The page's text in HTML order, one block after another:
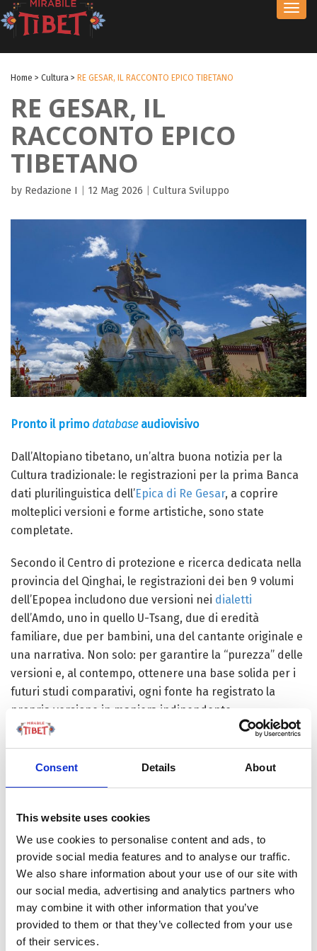
Consent Details About
This website uses cookies
We use cookies to personalise content and ads, to
provide social media features and to analyse our traffic.
We also share information about your use of our site with
our social media, advertising and analytics partners who
may combine it with other information that you’ve
provided to them or that they’ve collected from your use
of their services.
Home > Cultura > RE GESAR, IL RACCONTO EPICO TIBETANO
RE GESAR, IL
RACCONTO EPICO
TIBETANO
by Redazione I 12 Mag 2026 Cultura Sviluppo
Pronto il primo databaseaudiovisivo
Dall’Altopiano tibetano, un’altra buona notizia per la
Cultura tradizionale: le registrazioni per la prima Banca
dati plurilinguistica dell’Epica di Re Gesar, a coprire
molteplici versioni e forme artistiche, sono state
completate.
Secondo il Centro di protezione e ricerca dedicata nella
provincia del Qinghai, le registrazioni dei ben 9 volumi
dell’Epopea includono due versioni nei dialetti
dell’Amdo, uno in quello U-Tsang, due di eredità
familiare, due per bambini, una del cantante originale e
una narrativa. Non solo: per garantire la “purezza” delle
versioni e, al contempo, ottenere una base solida per i
futuri studi comparativi, ogni fonte ha registrato la
propria versione in maniera indipendente.
iscritta nella lista del patrimonio immateriale UNESCO
sua plurisecolare trasmissione orale che – a ogni
generazione di bardi e cantastorie – ha continuato (e
continua) ad arricchirsi. Con differenze da regione a
regione. Infatti, i maestri tibetani portano specchi di
bronzo e usano espressioni facciali, effetti sonori e
gesti per “rafforzare” il canto, mentre quelli mongoli
portano violini e alternano canti melodici improvvisati a
narrazioni.